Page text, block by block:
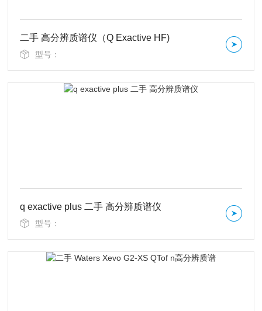
二手 高分辨质谱仪（Q Exactive HF)
型号：
q exactive plus 二手 高分辨质谱仪
型号：